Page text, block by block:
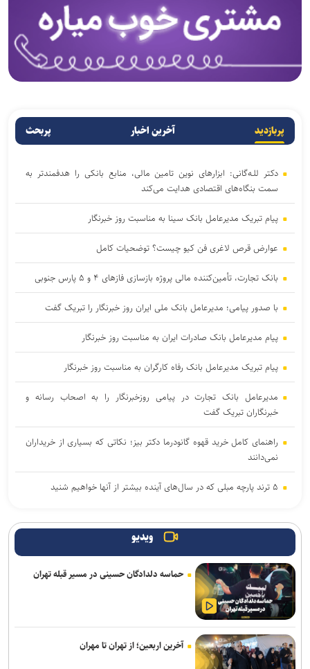
پربازدید آخرین اخبار پربحث
دکتر للـه‌گانی: ابزار‌های نوین تامین مالی، منابع بانکی را هدفمندتر به
سمت بنگاه‌های اقتصادی هدایت می‌کند
پیام تبریک مدیرعامل بانک سینا به مناسبت روز خبرنگار
عوارض قرص لاغری فن کیو چیست؟ توضحیات کامل
بانک تجارت، تأمین‌کننده مالی پروژه بازسازی فاز‌های ۴ و ۵ پارس جنوبی
با صدور پیامی؛ مدیرعامل بانک ملی ایران روز خبرنگار را تبریک گفت
پیام مدیرعامل بانک صادرات ایران به مناسبت روز خبرنگار
پیام تبریک مدیرعامل بانک رفاه کارگران به مناسبت روز خبرنگار
مدیرعامل بانک تجارت در پیامی روزخبرنگار را به اصحاب رسانه و
خبرنگاران تبریک گفت
راهنمای کامل خرید قهوه گانودرما دکتر بیز؛ نکاتی که بسیاری از خریداران
نمی‌دانند
۵ ترند پارچه مبلی که در سال‌های آینده بیشتر از آنها خواهیم شنید
جوانان اعزامی به رقابت‌های وزنه‌برداری تاشکند
رشد کرد
ویدیو
حماسه دلدادگان حسینی در مسیر قبله تهران
آخرین اربعین؛ از تهران تا مهران